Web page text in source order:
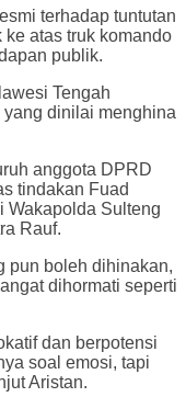
terhadap tuntutan
atas truk komando
publik.
Tengah
dinilai menghina
anggota DPRD
tindakan Fuad
Wakapolda Sulteng
Rauf.
pun boleh dihinakan,
dihormati seperti
dan berpotensi
soal emosi, tapi
Aristan.